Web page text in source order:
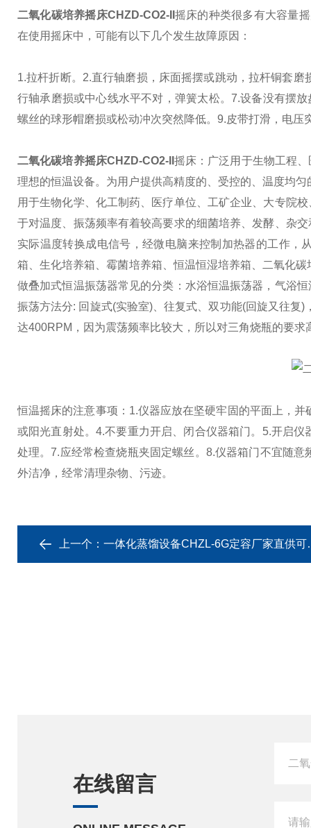
二氧化碳培养摇床CHZD-CO2-II 摇床的种类很多有大容量
在使用摇床中，可能有以下几个发生故障原因：
1.拉杆折断。 2.直行轴磨损，床面摇摆或跳动，拉杆铜套磨
行轴承磨损或中心线水平不对，弹簧太松。 7.设备没有摆
螺丝的球形帽磨损或松动冲次突然降低。 9.皮带打滑，电压
二氧化碳培养摇床CHZD-CO2-II 摇床：广泛用于生物工程
理想的恒温设备。为用户提供高精度的、受控的、温度均
用于生物化学、化工制药、医疗单位、工矿企业、大专院
于对温度、振荡频率有着较高要求的细菌培养、发酵、杂
实际温度转换成电信号，经微电脑来控制加热器的工作，
箱、生化培养箱、霉菌培养箱、恒温恒湿培养箱、二氧化
做叠加式恒温振荡器常见的分类：水浴恒温振荡器，气浴
振荡方法分: 回旋式(实验室)、往复式、双功能(回旋又往复
达400RPM，因为震荡频率比较大，所以对三角烧瓶的要
恒温摇床的注意事项： 1.仪器应放在坚硬牢固的平面上，并
或阳光直射处。4.不要重力开启、闭合仪器箱门。 5.开启仪
处理。7.应经常检查烧瓶夹固定螺丝。 8.仪器箱门不宜随意
外洁净，经常清理杂物、污迹。
上一个： 一体化蒸馏设备CHZL-6G定容厂家直供可定制
在线留言